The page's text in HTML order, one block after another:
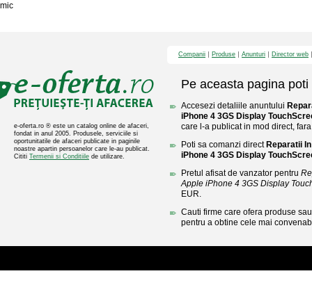
mic
e-oferta.ro ® este un catalog online de afaceri,
fondat in anul 2005. Produsele, serviciile si
oportunitatile de afaceri publicate in paginile
noastre apartin persoanelor care le-au publicat.
Cititi Termenii si Conditiile de utilizare.
Companii Produse Anunturi Director web
Pe aceasta pagina poti
Accesezi detaliile anuntului
iPhone 4 3GS Display
care l-a publicat in mod direct,
Poti sa comanzi direct Reparatii
iPhone 4 3GS Display
Pretul afisat de vanzator pentru
Apple iPhone 4 3GS Display
EUR.
Cauti firme care ofera produse
pentru a obtine cele mai